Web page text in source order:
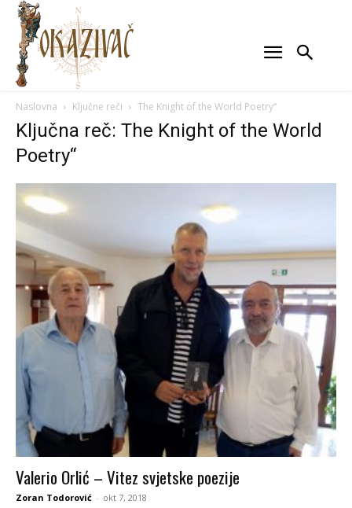
Naslovna Ključne reči The Knight of the World Poetry“
Ključna reč: The Knight of the World
Poetry“
Valerio Orlić – Vitez svjetske poezije
Zoran Todorović - okt 7, 2018